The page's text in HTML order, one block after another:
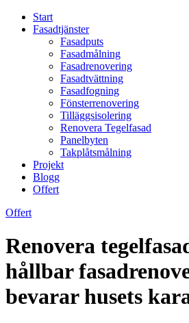
Start
Fasadtjänster
Fasadputs
Fasadmålning
Fasadrenovering
Fasadtvättning
Fasadfogning
Fönsterrenovering
Tilläggsisolering
Renovera Tegelfasad
Panelbyten
Takplåtsmålning
Projekt
Blogg
Offert
Offert
Renovera
hållbar
bevarar husets